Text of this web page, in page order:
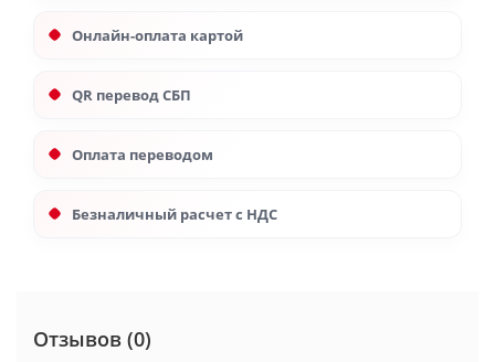
Онлайн-оплата картой
QR перевод СБП
Оплата переводом
Безналичный расчет с НДС
Отзывов (0)